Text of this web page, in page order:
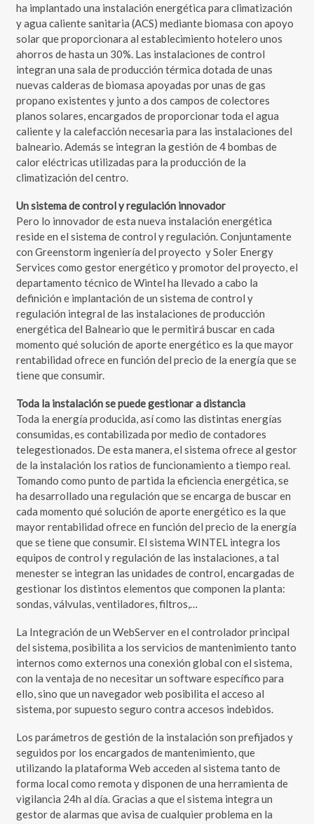
ha implantado una instalación energética para climatización
y agua caliente sanitaria (ACS) mediante biomasa con apoyo
solar que proporcionara al establecimiento hotelero unos
ahorros de hasta un 30%. Las instalaciones de control
integran una sala de producción térmica dotada de unas
nuevas calderas de biomasa apoyadas por unas de gas
propano existentes y junto a dos campos de colectores
planos solares, encargados de proporcionar toda el agua
caliente y la calefacción necesaria para las instalaciones del
balneario. Además se integran la gestión de 4 bombas de
calor eléctricas utilizadas para la producción de la
climatización del centro.
Un sistema de control y regulación innovador
Pero lo innovador de esta nueva instalación energética
reside en el sistema de control y regulación. Conjuntamente
con Greenstorm ingeniería del proyecto y Soler Energy
Services como gestor energético y promotor del proyecto, el
departamento técnico de Wintel ha llevado a cabo la
definición e implantación de un sistema de control y
regulación integral de las instalaciones de producción
energética del Balneario que le permitirá buscar en cada
momento qué solución de aporte energético es la que mayor
rentabilidad ofrece en función del precio de la energía que se
tiene que consumir.
Toda la instalación se puede gestionar a distancia
Toda la energía producida, así como las distintas energías
consumidas, es contabilizada por medio de contadores
telegestionados. De esta manera, el sistema ofrece al gestor
de la instalación los ratios de funcionamiento a tiempo real.
Tomando como punto de partida la eficiencia energética, se
ha desarrollado una regulación que se encarga de buscar en
cada momento qué solución de aporte energético es la que
mayor rentabilidad ofrece en función del precio de la energía
que se tiene que consumir. El sistema WINTEL integra los
equipos de control y regulación de las instalaciones, a tal
menester se integran las unidades de control, encargadas de
gestionar los distintos elementos que componen la planta:
sondas, válvulas, ventiladores, filtros,…
La Integración de un WebServer en el controlador principal
del sistema, posibilita a los servicios de mantenimiento tanto
internos como externos una conexión global con el sistema,
con la ventaja de no necesitar un software específico para
ello, sino que un navegador web posibilita el acceso al
sistema, por supuesto seguro contra accesos indebidos.
Los parámetros de gestión de la instalación son prefijados y
seguidos por los encargados de mantenimiento, que
utilizando la plataforma Web acceden al sistema tanto de
forma local como remota y disponen de una herramienta de
vigilancia 24h al día. Gracias a que el sistema integra un
gestor de alarmas que avisa de cualquier problema en la